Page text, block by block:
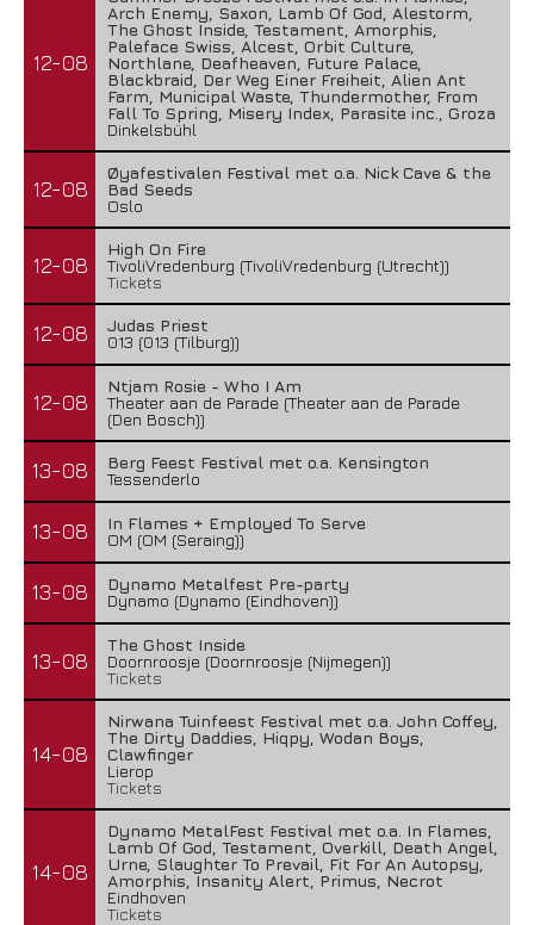
12-08
Arch Enemy, Saxon, Lamb Of God, Alestorm,
The Ghost Inside, Testament, Amorphis,
Paleface Swiss, Alcest, Orbit Culture,
Northlane, Deafheaven, Future Palace,
Blackbraid, Der Weg Einer Freiheit, Alien Ant
Farm, Municipal Waste, Thundermother, From
Fall To Spring, Misery Index, Parasite inc., Groza
Dinkelsbühl
12-08
Øyafestivalen Festival met o.a. Nick Cave & the
Bad Seeds
Oslo
12-08
High On Fire
TivoliVredenburg (TivoliVredenburg (Utrecht))
Tickets
12-08
Judas Priest
013 (013 (Tilburg))
12-08
Ntjam Rosie - Who I Am
Theater aan de Parade (Theater aan de Parade
(Den Bosch))
13-08
Berg Feest Festival met o.a. Kensington
Tessenderlo
13-08
In Flames + Employed To Serve
OM (OM (Seraing))
13-08
Dynamo Metalfest Pre-party
Dynamo (Dynamo (Eindhoven))
13-08
The Ghost Inside
Doornroosje (Doornroosje (Nijmegen))
Tickets
14-08
Nirwana Tuinfeest Festival met o.a. John Coffey,
The Dirty Daddies, Hiqpy, Wodan Boys,
Clawfinger
Lierop
Tickets
14-08
Dynamo MetalFest Festival met o.a. In Flames,
Lamb Of God, Testament, Overkill, Death Angel,
Urne, Slaughter To Prevail, Fit For An Autopsy,
Amorphis, Insanity Alert, Primus, Necrot
Eindhoven
Tickets